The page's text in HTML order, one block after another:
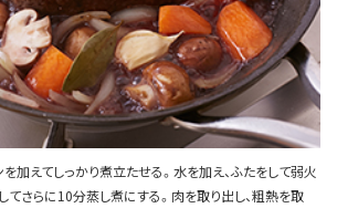
加えてしっかり煮立たせる。水を加え、ふたをして弱火
てさらに10分蒸し煮にする。肉を取り出し、粗熱を取